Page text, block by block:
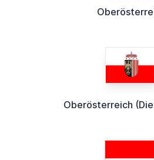
Oberösterreich